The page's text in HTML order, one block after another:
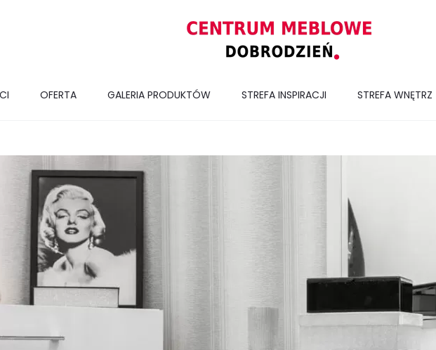
OFERTA GALERIA PRODUKTÓW STREFA INSPIRACJI STREFA WNĘTRZ